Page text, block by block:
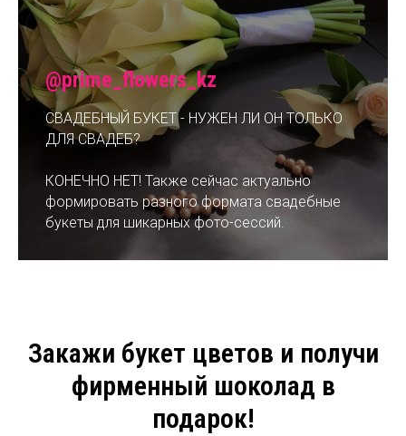
@prime_flowers_kz
СВАДЕБНЫЙ БУКЕТ - НУЖЕН ЛИ ОН ТОЛЬКО
ДЛЯ СВАДЕБ?
КОНЕЧНО НЕТ! Также сейчас актуально
формировать разного формата свадебные
букеты для шикарных фото-сессий.
Закажи букет цветов и получи
фирменный шоколад в
подарок!